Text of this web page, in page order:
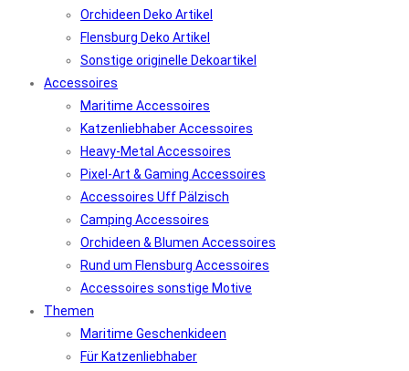
Orchideen Deko Artikel
Flensburg Deko Artikel
Sonstige originelle Dekoartikel
Accessoires
Maritime Accessoires
Katzenliebhaber Accessoires
Heavy-Metal Accessoires
Pixel-Art & Gaming Accessoires
Accessoires Uff Pälzisch
Camping Accessoires
Orchideen & Blumen Accessoires
Rund um Flensburg Accessoires
Accessoires sonstige Motive
Themen
Maritime Geschenkideen
Für Katzenliebhaber